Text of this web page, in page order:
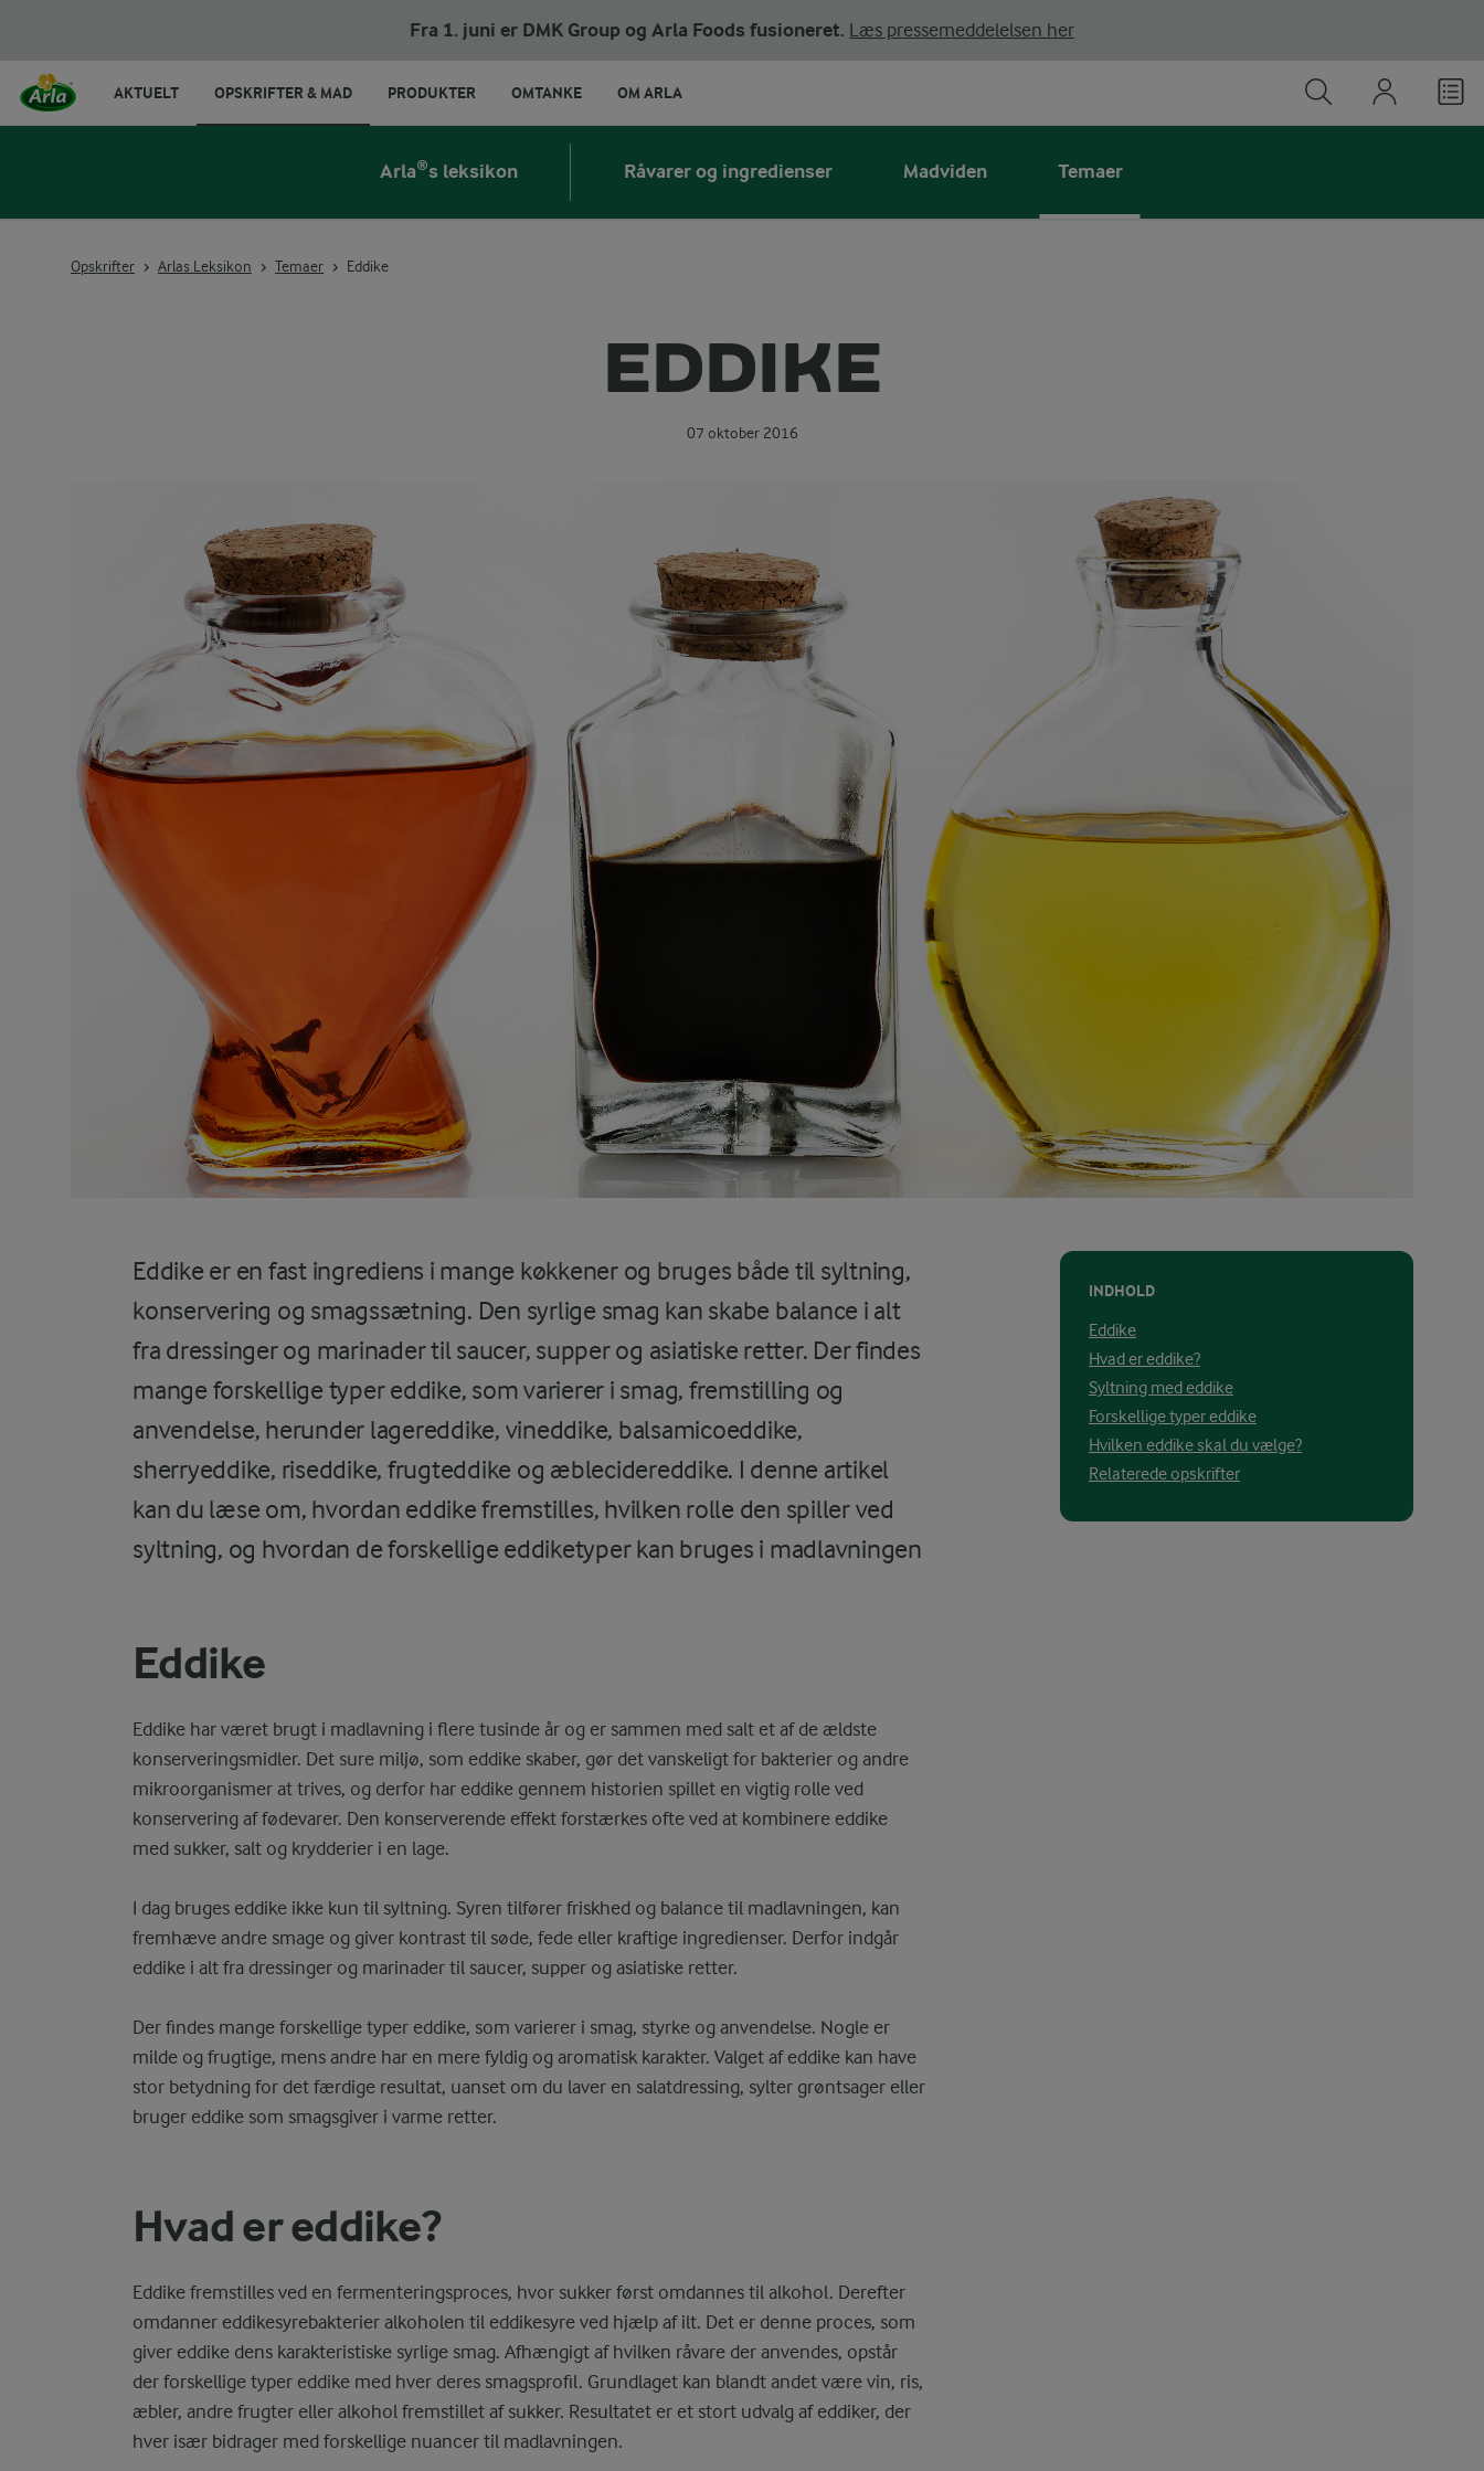
Fra 1. juni er DMK Group og Arla Foods fusioneret. Læs pressemeddelelsen her
AKTUELT OPSKRIFTER & MAD PRODUKTER OMTANKE OM ARLA
Arla®s leksikon Råvarer og ingredienser Madviden Temaer
Opskrifter Arlas Leksikon Temaer Eddike
EDDIKE
07 oktober 2016
INDHOLD
Eddike
Hvad er eddike?
Syltning med eddike
Forskellige typer eddike
Hvilken eddike skal du vælge?
Relaterede opskrifter
Eddike er en fast ingrediens i mange køkkener og bruges både til syltning,
konservering og smagssætning. Den syrlige smag kan skabe balance i alt
fra dressinger og marinader til saucer, supper og asiatiske retter. Der findes
mange forskellige typer eddike, som varierer i smag, fremstilling og
anvendelse, herunder lagereddike, vineddike, balsamicoeddike,
sherryeddike, riseddike, frugteddike og æblecidereddike. I denne artikel
kan du læse om, hvordan eddike fremstilles, hvilken rolle den spiller ved
syltning, og hvordan de forskellige eddiketyper kan bruges i madlavningen
Eddike
Eddike har været brugt i madlavning i flere tusinde år og er sammen med salt et af de ældste
konserveringsmidler. Det sure miljø, som eddike skaber, gør det vanskeligt for bakterier og andre
mikroorganismer at trives, og derfor har eddike gennem historien spillet en vigtig rolle ved
konservering af fødevarer. Den konserverende effekt forstærkes ofte ved at kombinere eddike
med sukker, salt og krydderier i en lage.
I dag bruges eddike ikke kun til syltning. Syren tilfører friskhed og balance til madlavningen, kan
fremhæve andre smage og giver kontrast til søde, fede eller kraftige ingredienser. Derfor indgår
eddike i alt fra dressinger og marinader til saucer, supper og asiatiske retter.
Der findes mange forskellige typer eddike, som varierer i smag, styrke og anvendelse. Nogle er
milde og frugtige, mens andre har en mere fyldig og aromatisk karakter. Valget af eddike kan have
stor betydning for det færdige resultat, uanset om du laver en salatdressing, sylter grøntsager eller
bruger eddike som smagsgiver i varme retter.
Hvad er eddike?
Eddike fremstilles ved en fermenteringsproces, hvor sukker først omdannes til alkohol. Derefter
omdanner eddikesyrebakterier alkoholen til eddikesyre ved hjælp af ilt. Det er denne proces, som
giver eddike dens karakteristiske syrlige smag. Afhængigt af hvilken råvare der anvendes, opstår
der forskellige typer eddike med hver deres smagsprofil. Grundlaget kan blandt andet være vin, ris,
æbler, andre frugter eller alkohol fremstillet af sukker. Resultatet er et stort udvalg af eddiker, der
hver især bidrager med forskellige nuancer til madlavningen.